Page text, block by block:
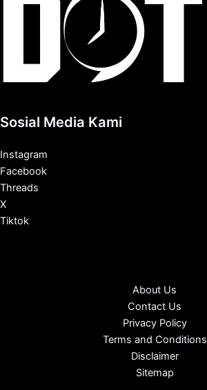
Sosial Media Kami
Instagram
Facebook
Threads
X
Tiktok
About Us
Contact Us
Privacy Policy
Terms and Conditions
Disclaimer
Sitemap